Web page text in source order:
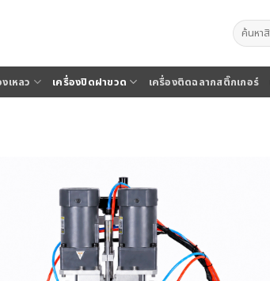
ค้นหา:
เหลว เครื่องปิดฝาขวด เครื่องติดฉลากสติ๊กเกอร์